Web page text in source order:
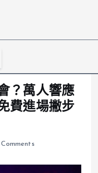
？萬人響應
費進場撇步